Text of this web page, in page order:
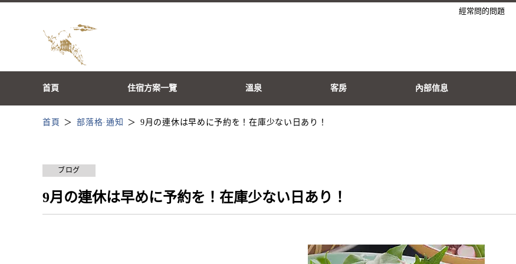
經常問的問題
首頁 住宿方案一覽 溫泉 客房 內部信息
首頁 部落格·通知 9月の連休は早めに予約を！在庫少ない日あり！
ブログ
9月の連休は早めに予約を！在庫少ない日あり！